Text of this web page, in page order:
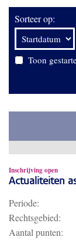
Sorteer op:
Toon
Inschrijving open
Actualiteiten
Periode:
Rechtsgebied:
Aantal punten: